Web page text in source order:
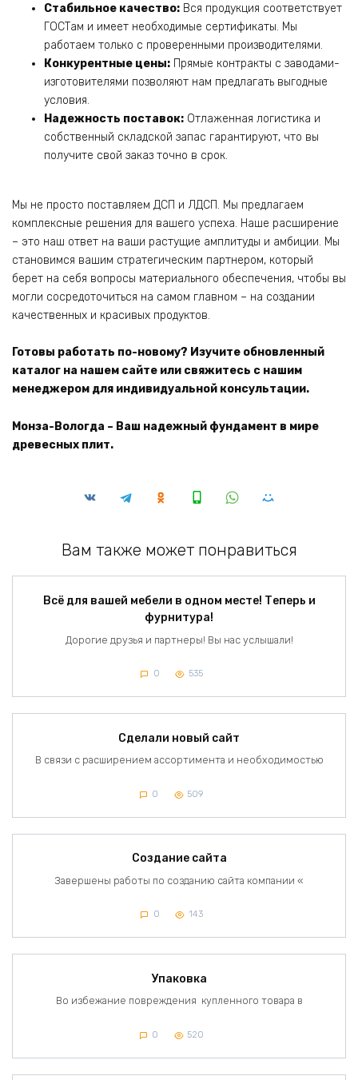
Стабильное качество: Вся продукция соответствует
ГОСТам и имеет необходимые сертификаты. Мы
работаем только с проверенными производителями.
Конкурентные цены: Прямые контракты с заводами-
изготовителями позволяют нам предлагать выгодные
условия.
Надежность поставок: Отлаженная логистика и
собственный складской запас гарантируют, что вы
получите свой заказ точно в срок.
Мы не просто поставляем ДСП и ЛДСП. Мы предлагаем
комплексные решения для вашего успеха. Наше расширение
– это наш ответ на ваши растущие амплитуды и амбиции. Мы
становимся вашим стратегическим партнером, который
берет на себя вопросы материального обеспечения, чтобы вы
могли сосредоточиться на самом главном – на создании
качественных и красивых продуктов.
Готовы работать по-новому? Изучите обновленный
каталог на нашем сайте или свяжитесь с нашим
менеджером для индивидуальной консультации.
Монза-Вологда – Ваш надежный фундамент в мире
древесных плит.
Вам также может понравиться
Всё для вашей мебели в одном месте! Теперь и
фурнитура!
Дорогие друзья и партнеры! Вы нас услышали!
0 535
Сделали новый сайт
В связи с расширением ассортимента и необходимостью
0 509
Создание сайта
Завершены работы по созданию сайта компании «
0 143
Упаковка
Во избежание повреждения купленного товара в
0 520